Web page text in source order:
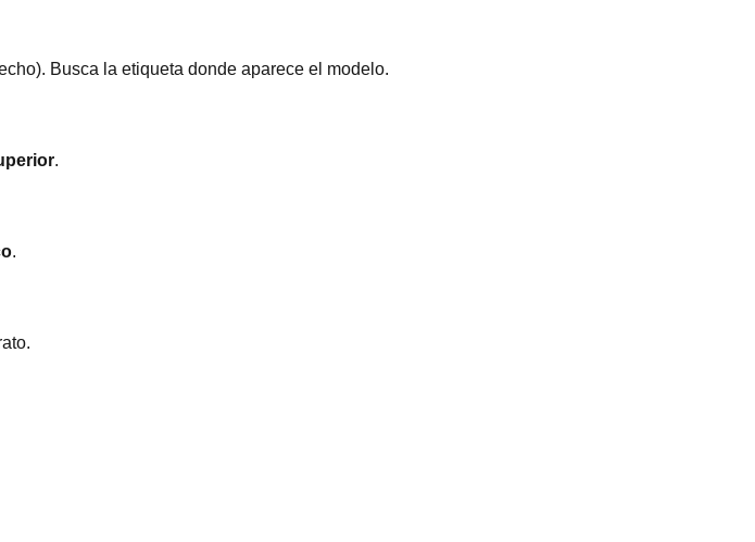
Busca la etiqueta donde aparece el modelo.
.
.